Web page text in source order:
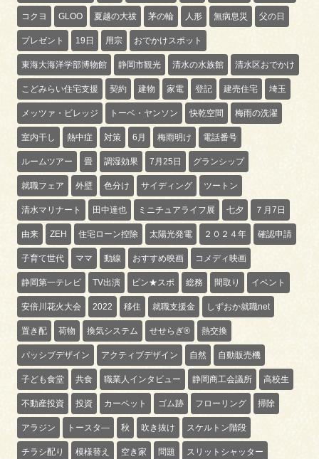
コクヨ GLOO 夏越の大祓 茅の輪 人形 無病息災 父の日
プレゼント 19日 用宗 おでかけスポット
東海大海洋学部博物館 静岡市観光 清水の水族館 清水区おでかけ
こどみらい住宅支援 契約 建物 家電 登記 建売住宅 埼玉
メッツァ・ビレッジ トーベ・ヤンソン 快乾空間 梅雨の洗濯
室内干し 熱中症 対策 6月 梅雨明け 電話番号
ルームツアー 畳 調湿効果 7月25日 グランシップ
就職フェア 外壁 色分け サイディング ツートン
清水マリナート 田中達也 ミニチュアライフ展 七夕 ７月7日
由来 ZEH 住宅ローン控除 太陽光発電 ２０２４年 確認申請
子育て世代 ママ 動線 おすすめ映画 コメディ映画
静岡第一テレビ TV出演 ピン★スポ 総務 間取り イベント
安倍川花火大会 2022 移住 就職支援金 しずおか就職net
置き配 荷物 換気システム せせらぎ® 熱交換
パッシブデザイン アクティブデザイン 自然 自動販売機
子ども食堂 共食 職業人インタビュー 静岡商工会議所 高校生
不動産投資 投資 カーペット ゴム跡 フローリング 掃除
アラジン トースタ― 秋 吹き抜け スケルトン階段
チラシ配り 模様替え 空き家 問題 スリットシャッター